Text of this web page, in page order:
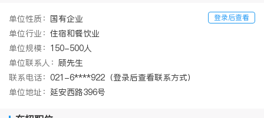
现酒店主营业务集团化管理。
酒店毗邻静安寺商圈，周边有许多著名景点，无论您是商务活动
还是个人休闲旅行，均可尽享无限便利。从酒店出发，步行到南京
路只需5分钟，步行至江苏路地铁站只需8分钟，驱车前往外滩、新
天地、豫园和人民广场等热门景点也费时不多。
登录后查看
单位性质： 国有企业
单位行业： 住宿和餐饮业
单位规模： 150-500人
单位联系人： 顾先生
联系电话： 021-6****922（登录后查看联系方式）
单位地址： 延安西路396号